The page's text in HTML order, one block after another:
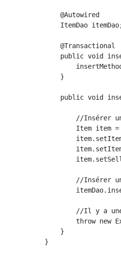
    @Autowired
ItemDao
    @Transactional
public void
    }
public void
//Insérer
Item item =
//Insérer
//Il y a
throw new
    }